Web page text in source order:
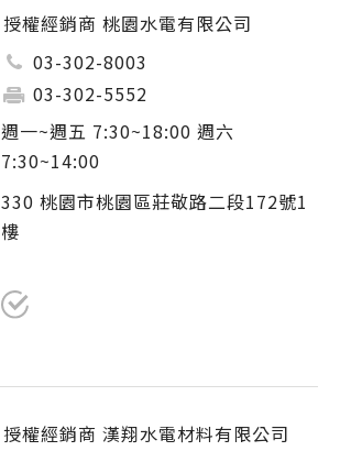
授權經銷商 桃園水電有限公司
03-302-8003
03-302-5552
週一~週五 7:30~18:00 週六
7:30~14:00
330 桃園市桃園區莊敬路二段172號1
樓
授權經銷商 漢翔水電材料有限公司